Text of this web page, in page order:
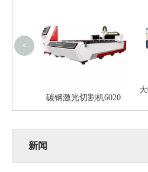
碳钢激光切割机6020
<
新闻